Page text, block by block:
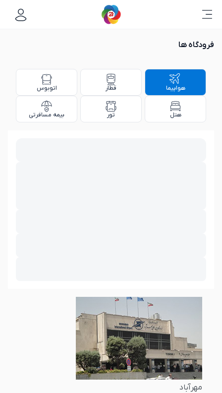
فرودگاه ها
هواپیما قطار اتوبوس
هتل تور بیمه مسافرتی
مهرآباد